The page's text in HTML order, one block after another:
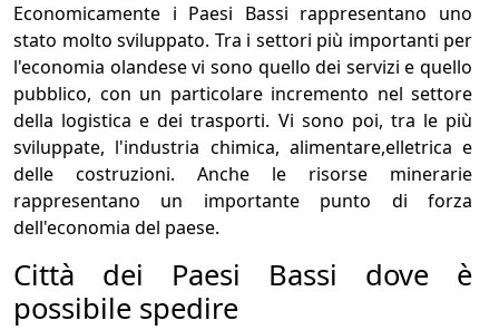
Economicamente i Paesi Bassi rappresentano uno
stato molto sviluppato. Tra i settori più importanti per
l'economia olandese vi sono quello dei servizi e quello
pubblico, con un particolare incremento nel settore
della logistica e dei trasporti. Vi sono poi, tra le più
sviluppate, l'industria chimica, alimentare,elletrica e
delle costruzioni. Anche le risorse minerarie
rappresentano un importante punto di forza
dell'economia del paese.
Città dei Paesi Bassi dove è
possibile spedire